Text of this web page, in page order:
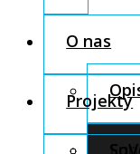
O nas
Projekty